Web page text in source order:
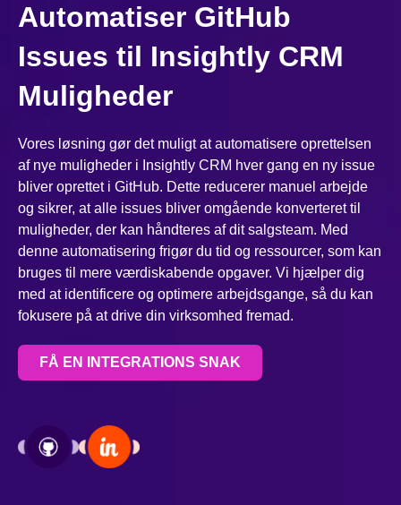
Automatiser GitHub
Issues til Insightly CRM
Muligheder
Vores løsning gør det muligt at automatisere oprettelsen
af nye muligheder i Insightly CRM hver gang en ny issue
bliver oprettet i GitHub. Dette reducerer manuel arbejde
og sikrer, at alle issues bliver omgående konverteret til
muligheder, der kan håndteres af dit salgsteam. Med
denne automatisering frigør du tid og ressourcer, som kan
bruges til mere værdiskabende opgaver. Vi hjælper dig
med at identificere og optimere arbejdsgange, så du kan
fokusere på at drive din virksomhed fremad.
FÅ EN INTEGRATIONS SNAK